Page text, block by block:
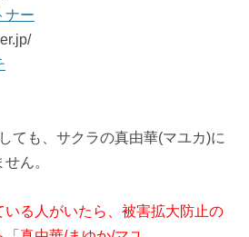
ナー
ても、サクラの真由華(マユカ)に
ん。
いる人がいたら、被害拡大防止の